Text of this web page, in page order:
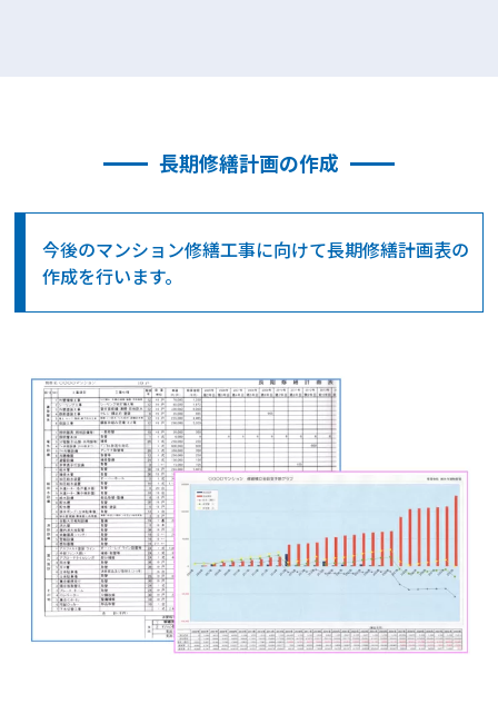
長期修繕計画の作成
今後のマンション修繕工事に向けて長期修繕計画表の
作成を行います。